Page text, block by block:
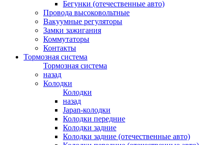
Бегунки (отечественные авто)
Провода высоковольтные
Вакуумные регуляторы
Замки зажигания
Коммутаторы
Контакты
Тормозная система
Тормозная система
назад
Колодки
Колодки
назад
Japan-колодки
Колодки передние
Колодки задние
Колодки задние (отечественные авто)